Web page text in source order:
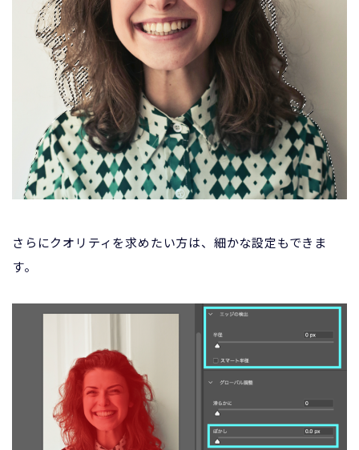
さらにクオリティを求めたい方は、細かな設定もできま
す。